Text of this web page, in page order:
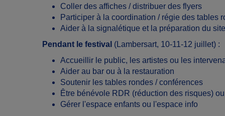
Coller des affiches / distribuer des flyers
Participer à la coordination / régie des tables
Aider à la signalétique et la préparation du site
Pendant le festival (Lambersart, 10-11-12 juillet) :
Accueillir le public, les artistes ou les
Aider au bar ou à la restauration
Soutenir les tables rondes / conférences
Être bénévole RDR (réduction des risques)
Gérer l'espace enfants ou l'espace info